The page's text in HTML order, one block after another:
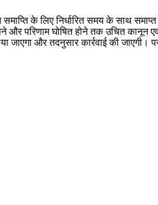
के लिए निर्धारित समय के साथ
परिणाम घोषित होने तक उचित कानून
जाएगा और तदनुसार कार्रवाई की